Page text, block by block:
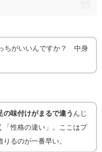
ちがいいんですか？ 中身
の味付けがまるで違う んじ
「性格の違い」。ここはプ
るのが一番早い。